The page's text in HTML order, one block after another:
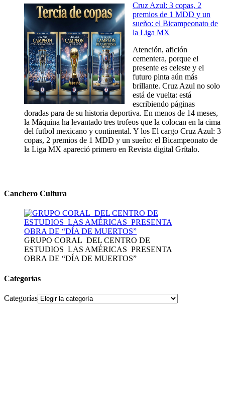
Cruz Azul: 3 copas, 2
premios de 1 MDD y un
sueño: el Bicampeonato de
la Liga MX
Atención, afición
cementera, porque el
presente es celeste y el
futuro pinta aún más
brillante. Cruz Azul no solo
está de vuelta: está
escribiendo páginas
doradas para de su historia deportiva. En menos de 14 meses,
la Máquina ha levantado tres trofeos que la colocan en la cima
del futbol mexicano y continental. Y los El cargo Cruz Azul: 3
copas, 2 premios de 1 MDD y un sueño: el Bicampeonato de
la Liga MX apareció primero en Revista digital Grítalo.
Canchero Cultura
GRUPO CORAL DEL CENTRO DE
ESTUDIOS LAS AMÉRICAS PRESENTA
OBRA DE “DÍA DE MUERTOS”
Categorías
Categorías